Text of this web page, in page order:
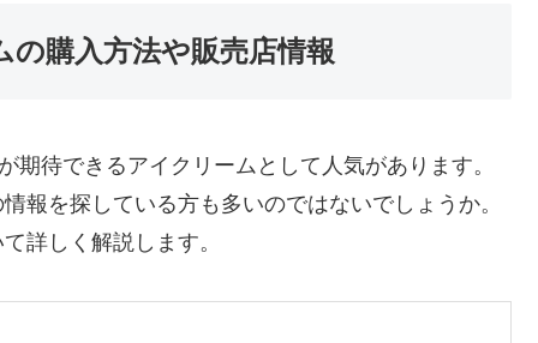
購入方法や販売店情報
待できるアイクリームとして人気があります。
報を探している方も多いのではないでしょうか。
詳しく解説します。